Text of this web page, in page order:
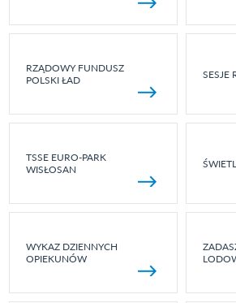
RZĄDOWY FUNDUSZ
POLSKI ŁAD
SESJE
TSSE EURO-PARK
WISŁOSAN
WYKAZ DZIENNYCH
OPIEKUNÓW